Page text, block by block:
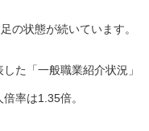
の状態が続いています。
た「一般職業紹介状況」
率は1.35倍。